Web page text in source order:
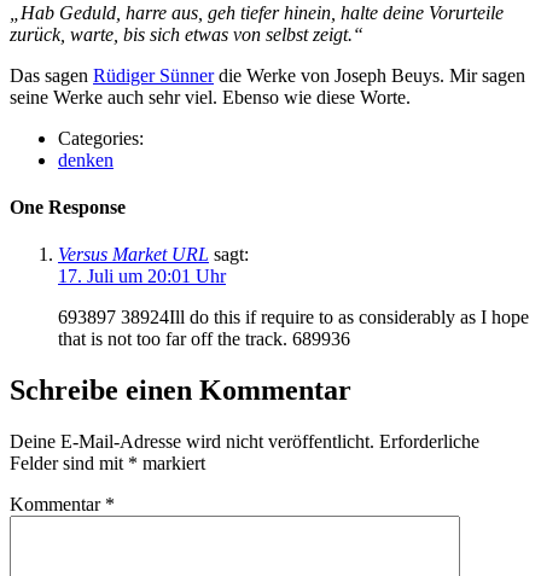
„Hab Geduld, harre aus, geh tiefer hinein, halte deine Vorurteile
zurück, warte, bis sich etwas von selbst zeigt.“
Das sagen Rüdiger Sünnerdie Werke von Joseph Beuys. Mir sagen
seine Werke auch sehr viel. Ebenso wie diese Worte.
Categories:
denken
One Response
Versus Market URL sagt:
17. Juli um 20:01 Uhr
693897 38924Ill do this if require to as considerably as I hope
that is not too far off the track. 689936
Schreibe einen Kommentar
Deine E-Mail-Adresse wird nicht veröffentlicht. Erforderliche
Felder sind mit * markiert
Kommentar *